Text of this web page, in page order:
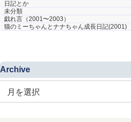
日記とか
未分類
戯れ言（2001〜2003）
猫のミーちゃんとナナちゃん成長日記(2001)
Archive